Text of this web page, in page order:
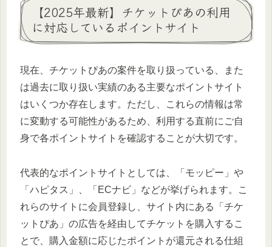
【2025年最新】チケットぴあの利用
に対応しているポイントサイト
現在、チケットぴあの案件を取り扱っている、また
は過去に取り扱い実績のある主要なポイントサイト
はいくつか存在します。ただし、これらの情報は常
に変動する可能性があるため、利用する直前にご自
身で各ポイントサイトを確認することが大切です。
代表的なポイントサイトとしては、「モッピー」や
「ハピタス」、「ECナビ」などが挙げられます。こ
れらのサイトに会員登録し、サイト内にある「チケ
ットぴあ」の広告を経由してチケットを購入するこ
とで、購入金額に応じたポイントが還元される仕組